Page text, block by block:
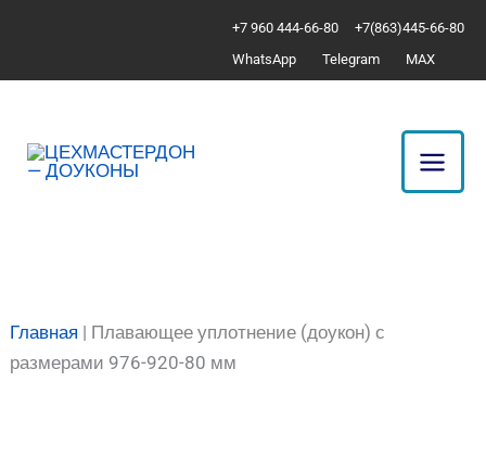
содержимому
+7 960 444-66-80
+7(863)445-66-80
WhatsApp
Telegram MAX
Главная | Плавающее уплотнение (доукон) с
размерами 976-920-80 мм
Плавающее
с